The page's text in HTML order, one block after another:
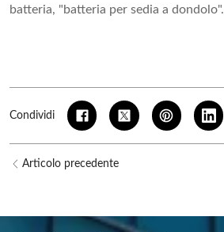
batteria, "batteria per sedia a dondolo".
Condividi
Articolo precedente